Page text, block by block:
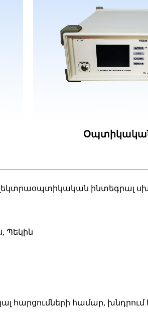
ինտեգրալ
Պեկին
համար, խնդրում